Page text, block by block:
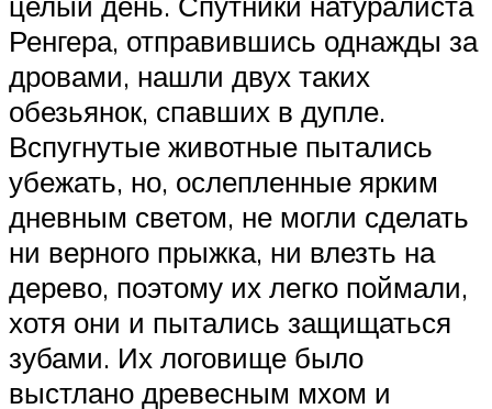
Ренгера, отправившись однажды за
дровами, нашли двух таких
обезьянок, спавших в дупле.
Вспугнутые животные пытались
убежать, но, ослепленные ярким
дневным светом, не могли сделать
ни верного прыжка, ни влезть на
дерево, поэтому их легко поймали,
хотя они и пытались защищаться
зубами. Их логовище было
выстлано древесным мхом и